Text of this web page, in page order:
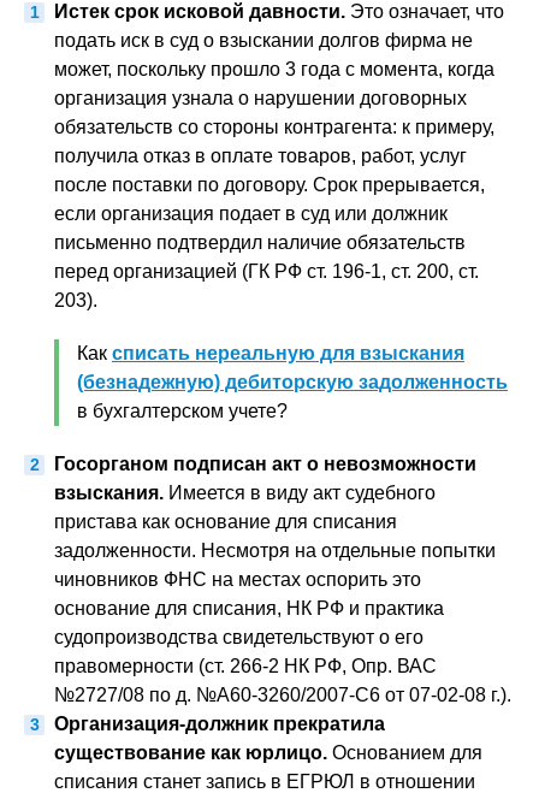
Истек срок исковой давности. Это означает, что
подать иск в суд о взыскании долгов фирма не
может, поскольку прошло 3 года с момента, когда
организация узнала о нарушении договорных
обязательств со стороны контрагента: к примеру,
получила отказ в оплате товаров, работ, услуг
после поставки по договору. Срок прерывается,
если организация подает в суд или должник
письменно подтвердил наличие обязательств
перед организацией (ГК РФ ст. 196-1, ст. 200, ст.
203).
Как списать нереальную для взыскания
(безнадежную) дебиторскую задолженность
в бухгалтерском учете?
Госорганом подписан акт о невозможности
взыскания. Имеется в виду акт судебного
пристава как основание для списания
задолженности. Несмотря на отдельные попытки
чиновников ФНС на местах оспорить это
основание для списания, НК РФ и практика
судопроизводства свидетельствуют о его
правомерности (ст. 266-2 НК РФ, Опр. ВАС
№2727/08 по д. №А60-3260/2007-С6 от 07-02-08 г.).
Организация-должник прекратила
существование как юрлицо. Основанием для
списания станет запись в ЕГРЮЛ в отношении